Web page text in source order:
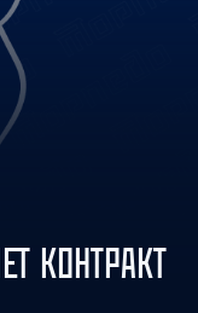
КОНТРАКТ